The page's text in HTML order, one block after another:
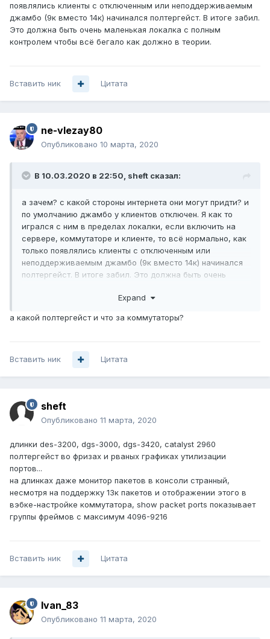
появлялись клиенты с отключенным или неподдерживаемым
джамбо (9к вместо 14к) начинался полтергейст. В итоге забил.
Это должна быть очень маленькая локалка с полным
контролем чтобы всё бегало как должно в теории.
Вставить ник Цитата
ne-vlezay80
Опубликовано 10 марта, 2020
В 10.03.2020 в 22:50, sheft сказал:
а зачем? с какой стороны интернета они могут придти? и
по умолчанию джамбо у клиентов отключен. Я как то
игрался с ним в пределах локалки, если включить на
сервере, коммутаторе и клиенте, то всё нормально, как
только появлялись клиенты с отключенным или
неподдерживаемым джамбо (9к вместо 14к) начинался
полтергейст. В итоге забил. Это должна быть очень
бегало как должно в теории.
Expand
а какой полтергейст и что за коммутаторы?
Вставить ник Цитата
sheft
Опубликовано 11 марта, 2020
длинки des-3200, dgs-3000, dgs-3420, catalyst 2960
полтергейст во фризах и рваных графиках утилизации
портов...
на длинках даже монитор пакетов в консоли странный,
несмотря на поддержку 13к пакетов и отображении этого в
вэбке-настройке коммутатора, show packet ports показывает
группы фреймов с максимум 4096-9216
Вставить ник Цитата
Ivan_83
Опубликовано 11 марта, 2020